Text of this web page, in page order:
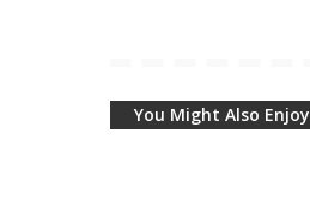
You Might Also Enjoy